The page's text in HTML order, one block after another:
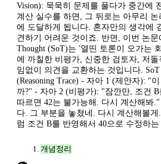
Vision): 묵묵히 문제를 풀다가 중간에
계산 실수를 하면, 그 뒤로는 아무리
에 도달하게 됩니다. 혼자만의 생각에
견하기 어려운 것이죠. 반면, 이번 논문
Thought (SoT)는 '열띤 토론이 오가는
에 까칠한 비평가, 신중한 검토자, 저
임없이 의견을 교환하는 것입니다.
(Reasoning Trace) - 자아 1 (제안자): "
까?" - 자아 2 (비평가): "잠깐만, 조건
따르면 42는 불가능해. 다시 계산해봐
다. 그 부분을 놓쳤네. 다시 계산해볼
럼 조건 B를 반영해서 40으로 수정하
개념정리